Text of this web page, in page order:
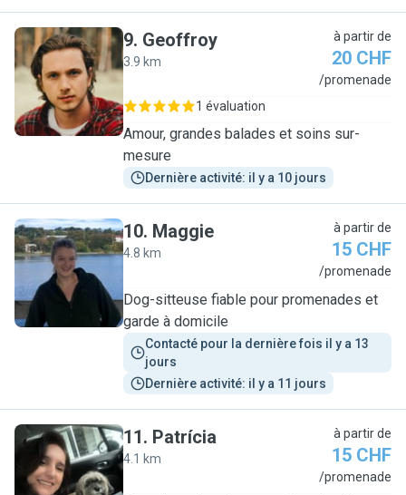
G
9. Geoffroy
3.9 km
à partir de
20 CHF
/promenade
1 évaluation
Amour, grandes balades et soins sur-
mesure
Dernière activité: il y a 10 jours
M
10. Maggie
4.8 km
à partir de
15 CHF
/promenade
Dog-sitteuse fiable pour promenades et
garde à domicile
Contacté pour la dernière fois il y a 13
jours
Dernière activité: il y a 11 jours
P
11. Patrícia
4.1 km
à partir de
15 CHF
/promenade